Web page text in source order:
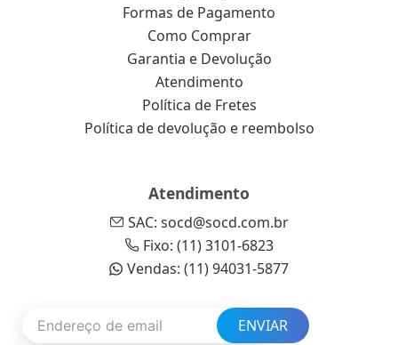
Formas de Pagamento
Como Comprar
Garantia e Devolução
Atendimento
Política de Fretes
Política de devolução e reembolso
Atendimento
SAC: socd@socd.com.br
Fixo: (11) 3101-6823
Vendas: (11) 94031-5877
ENVIAR